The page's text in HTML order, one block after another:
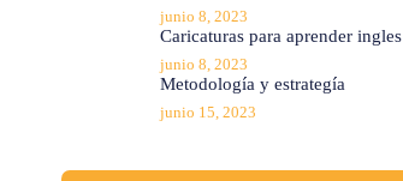
junio 8, 2023
Caricaturas para aprender ingles
junio 8, 2023
Metodología y estrategía
junio 15, 2023